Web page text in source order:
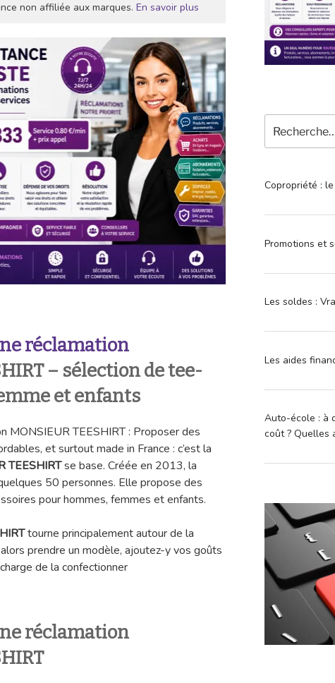
non affiliée aux marques. En savoir plus
réclamation
– sélection de tee-
et enfants
MONSIEUR TEESHIRT : Proposer des
et surtout made in France : c’est la
TEESHIRTse base. Créée en 2013, la
50 personnes. Elle propose des
pour hommes, femmes et enfants.
tourne principalement autour de la
prendre un modèle, ajoutez-y vos goûts
de la confectionner
réclamation
pour
:
Copropriété :
Promotions et
Les soldes :
Les aides
Auto-école : à
coût ? Quelles